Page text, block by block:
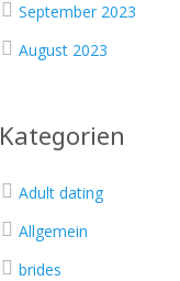
September 2023
August 2023
Kategorien
Adult dating
Allgemein
brides